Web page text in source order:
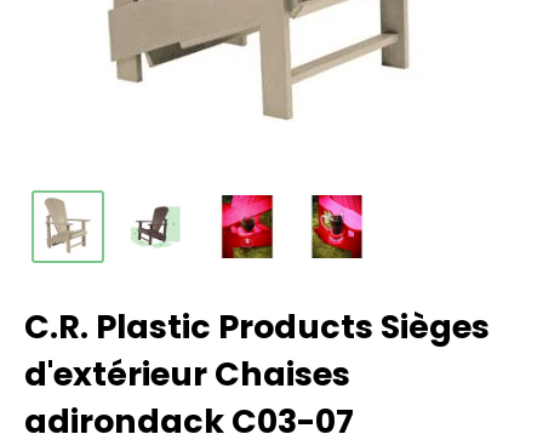
C.R. Plastic Products Sièges
d'extérieur Chaises
adirondack C03-07